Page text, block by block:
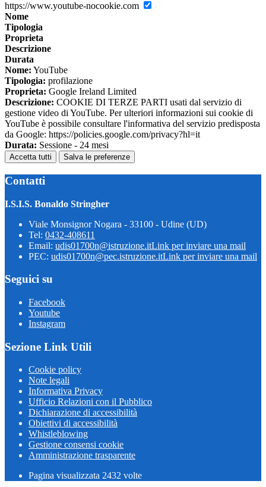
https://www.youtube-nocookie.com
Nome
Tipologia
Proprieta
Descrizione
Durata
Nome: YouTube
Tipologia: profilazione
Proprieta: Google Ireland Limited
Descrizione: COOKIE DI TERZE PARTI usati dal servizio di
gestione video di YouTube. Per ulteriori informazioni sui cookie di
YouTube è possibile consultare l'informativa del servizio predisposta
da Google: https://policies.google.com/privacy?hl=it
Durata: Sessione - 24 mesi
Accetta tutti Salva le preferenze
Contatti
I.S.I.S. Bonaldo Stringher
Viale Monsignor Nogara - 33100 - Udine (UD)
Tel: 0432-408611
Email: udis01700n@istruzione.itLink per inviare una mail
PEC: udis01700n@pec.istruzione.itLink per inviare una mail
Seguici su
Facebook
Youtube
Instagram
Sezione Link Utili
Cookie policy
Note legali
Informativa Privacy
Ufficio Relazioni con il Pubblico
Dichiarazione di accessibilità
Obiettivi di accessibilità
Whistleblowing
Gestione consensi cookie
Amministrazione trasparente
Pagina visualizzata 2432 volte